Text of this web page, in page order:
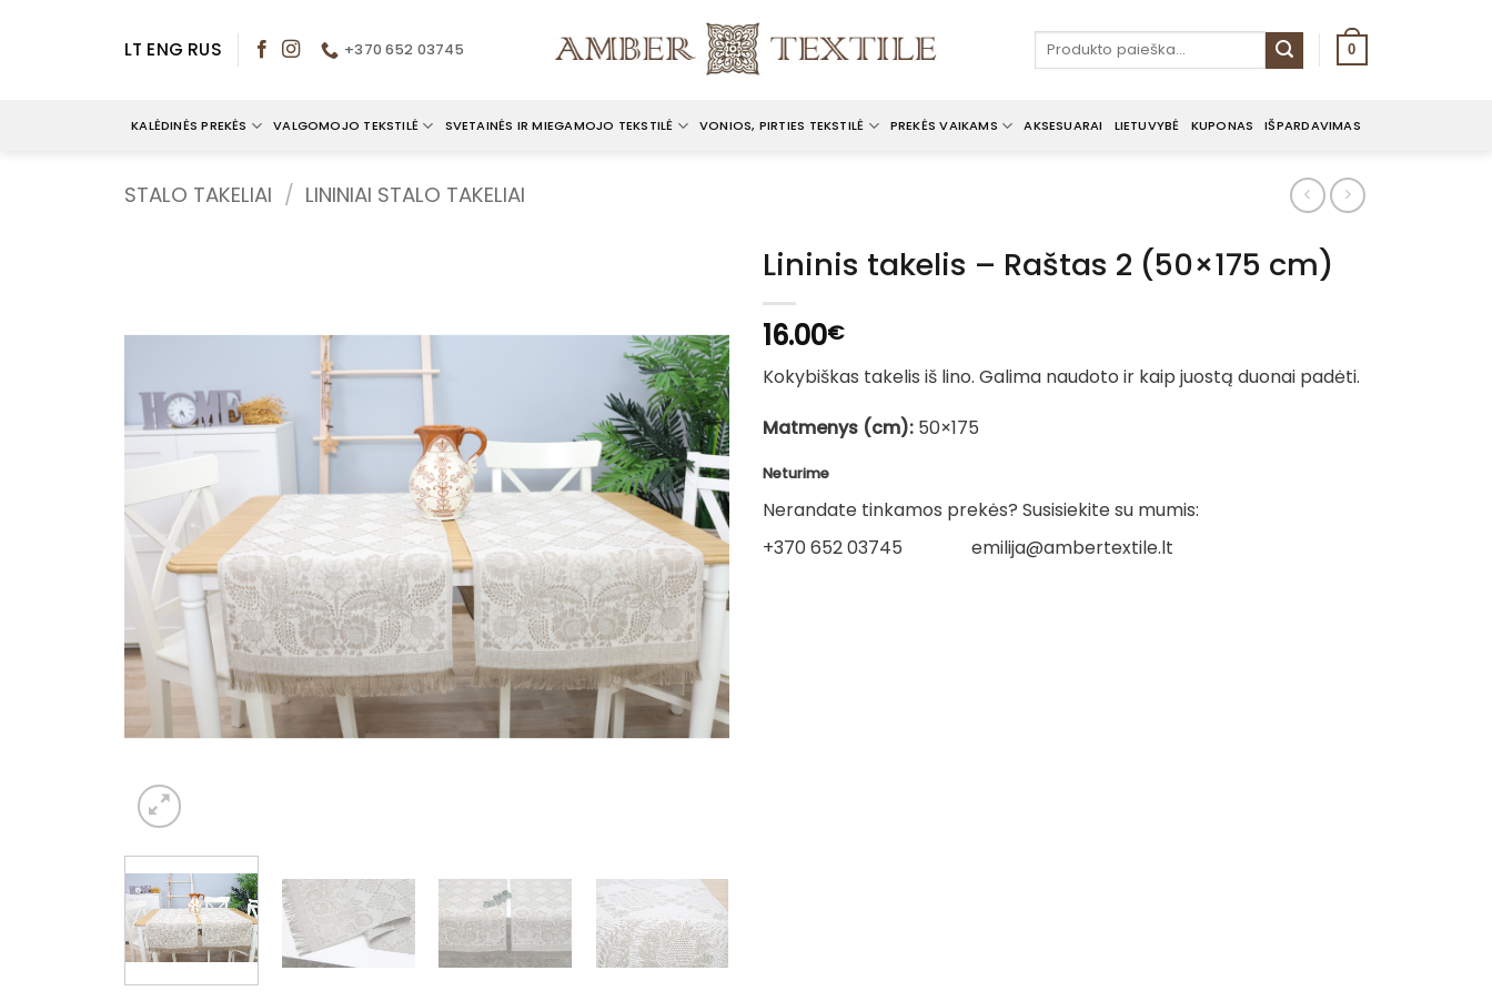
LT ENG RUS +370 652 03745 Ieškoti: 0
KALĖDINĖS PREKĖS VALGOMOJO TEKSTILĖ SVETAINĖS IR MIEGAMOJO TEKSTILĖ VONIOS, PIRTIES TEKSTILĖ PREKĖS VAIKAMS AKSESUARAI LIETUVYBĖ KUPONAS IŠPARDAVIMAS
STALO TAKELIAI / LININIAI STALO TAKELIAI
Lininis takelis – Raštas 2 (50×175 cm)
16.00€
Kokybiškas takelis iš lino. Galima naudoto ir kaip juostą duonai padėti.
Matmenys (cm): 50×175
Neturime
Nerandate tinkamos prekės? Susisiekite su mumis:
+370 652 03745
emilija@ambertextile.lt